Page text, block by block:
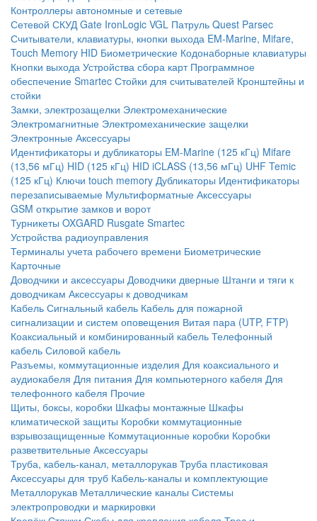
Контроллеры автономные и сетевые
Сетевой СКУД Gate IronLogic VGL Патруль Quest Parsec
Считыватели, клавиатуры, кнопки выхода EM-Marine, Mifare,
Touch Memory HID Биометрические Кодонаборные клавиатуры
Кнопки выхода Устройства сбора карт Программное
обеспечение Smartec Стойки для считывателей Кронштейны и
стойки
Замки, электрозащелки Электромеханические
Электромагнитные Электромеханические защелки
Электронные Аксессуары
Идентификаторы и дубликаторы EM-Marine (125 кГц) Mifare
(13,56 мГц) HID (125 кГц) HID iCLASS (13,56 мГц) UHF Temic
(125 кГц) Ключи touch memory Дубликаторы Идентификаторы
перезаписываемые Мультиформатные Аксессуары
GSM открытие замков и ворот
Турникеты OXGARD Rusgate Smartec
Устройства радиоуправления
Терминалы учета рабочего времени Биометрические
Карточные
Доводчики и аксессуары Доводчики дверные Штанги и тяги к
доводчикам Аксессуары к доводчикам
Кабель Сигнальный кабель Кабель для пожарной
сигнализации и систем оповещения Витая пара (UTP, FTP)
Коаксиальный и комбинированный кабель Телефонный
кабель Силовой кабель
Разъемы, коммутационные изделия Для коаксиального и
аудиокабеля Для питания Для компьютерного кабеля Для
телефонного кабеля Прочие
Щиты, боксы, коробки Шкафы монтажные Шкафы
климатической защиты Коробки коммутационные
взрывозащищенные Коммутационные коробки Коробки
разветвительные Аксессуары
Труба, кабель-канал, металлорукав Труба пластиковая
Аксессуары для труб Кабель-каналы и комплектующие
Металлорукав Металлические каналы Системы
электропроводки и маркировки